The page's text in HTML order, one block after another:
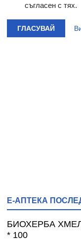
съгласен с тях.
ГЛАСУВАЙ
Е-АПТЕКА
БИОХЕРБА ХМЕЛ
* 100